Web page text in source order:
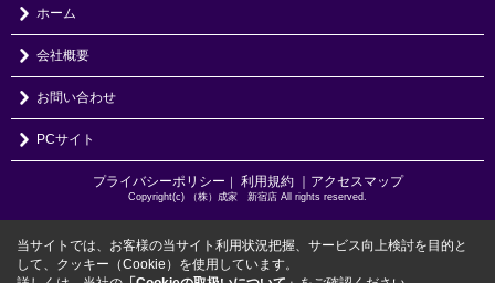
ホーム
会社概要
お問い合わせ
PCサイト
プライバシーポリシー 利用規約 ｜アクセスマップ
Copyright(c) （株）成家 新宿店 All rights reserved.
当サイトでは、お客様の当サイト利用状況把握、サービス向上検討を目的と
して、クッキー（Cookie）を使用しています。